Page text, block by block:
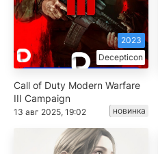
Decepticon
2023
Call of Duty Modern Warfare
III Campaign
13 авг 2025, 19:02 новинка